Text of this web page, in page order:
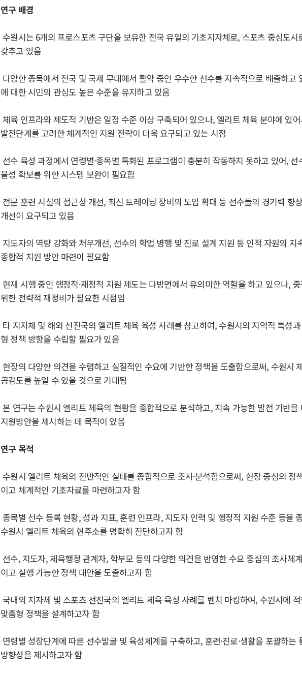
연구 배경
수원시는 6개의 프로스포츠 구단을 보유한 전국 유일의 기초지자체로, 스포츠 중심도시
갖추고 있음
다양한 종목에서 전국 및 국제 무대에서 활약 중인 우수한 선수를 지속적으로 배출하고
에 대한 시민의 관심도 높은 수준을 유지하고 있음
체육 인프라와 제도적 기반은 일정 수준 이상 구축되어 있으나, 엘리트 체육 분야에 있
발전단계를 고려한 체계적인 지원 전략이 더욱 요구되고 있는 시점
선수 육성 과정에서 연령별·종목별 특화된 프로그램이 충분히 작동하지 못하고 있어, 선
율성 확보를 위한 시스템 보완이 필요함
전문 훈련 시설의 접근성 개선, 최신 트레이닝 장비의 도입 확대 등 선수들의 경기력 향
개선이 요구되고 있음
지도자의 역량 강화와 처우개선, 선수의 학업 병행 및 진로 설계 지원 등 인적 자원의 지
종합적 지원 방안 마련이 필요함
현재 시행 중인 행정적·재정적 지원 제도는 다방면에서 유의미한 역할을 하고 있으나,
위한 전략적 재정비가 필요한 시점임
타 지자체 및 해외 선진국의 엘리트 체육 육성 사례를 참고하여,수원시의 지역적 특성
형 정책 방향을 수립할 필요가 있음
현장의 다양한 의견을 수렴하고 실질적인 수요에 기반한 정책을 도출함으로써, 수원시
공감도를 높일 수 있을 것으로 기대됨
본 연구는 수원시 엘리트 체육의 현황을 종합적으로 분석하고, 지속 가능한 발전 기반
지원방안을 제시하는 데 목적이 있음
연구 목적
수원시 엘리트 체육의 전반적인 실태를 종합적으로 조사·분석함으로써, 현장 중심의 정
이고 체계적인 기초자료를 마련하고자 함
종목별 선수 등록 현황,성과 지표,훈련 인프라, 지도자 인력 및 행정적 지원 수준 등을
수원시 엘리트 체육의 현주소를 명확히 진단하고자 함
선수, 지도자, 체육행정 관계자, 학부모 등의 다양한 의견을 반영한 수요 중심의 조사체
이고 실행 가능한 정책 대안을 도출하고자 함
국내외 지자체 및 스포츠 선진국의 엘리트 체육 육성 사례를 벤치 마킹하여, 수원시에
맞춤형 정책을 설계하고자 함
연령별 성장단계에 따른 선수발굴 및 육성체계를 구축하고, 훈련·진로·생활을 포괄하는
방향성을 제시하고자 함